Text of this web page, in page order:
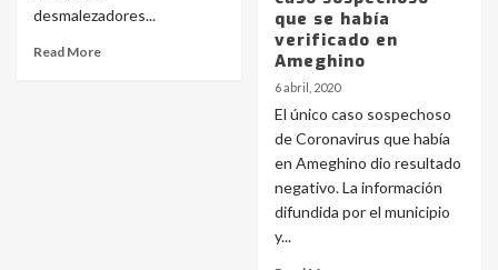
desmalezadores...
Read More
que se había
verificado en
Ameghino
6 abril, 2020
El único caso sospechoso
de Coronavirus que había
en Ameghino dio resultado
negativo. La información
difundida por el municipio
y...